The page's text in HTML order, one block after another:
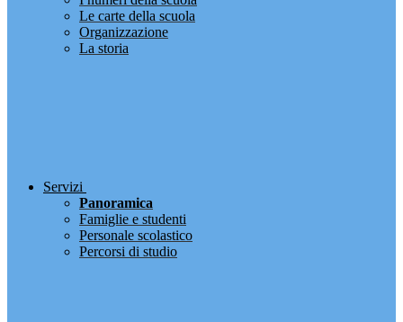
Le carte della scuola
Organizzazione
La storia
Servizi
Panoramica
Famiglie e studenti
Personale scolastico
Percorsi di studio